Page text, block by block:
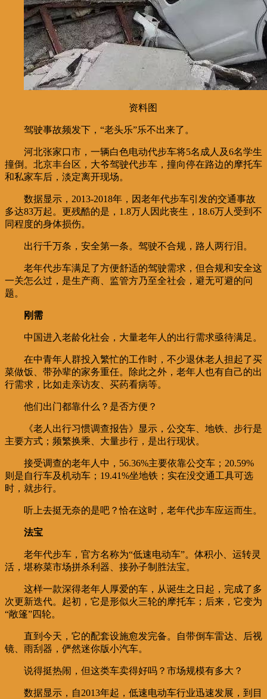
资料图
驾驶事故频发下，“老头乐”乐不出来了。
河北张家口市，一辆白色电动代步车将5名成人及6名学生
撞倒。北京丰台区，大爷驾驶代步车，撞向停在路边的摩托车
和私家车后，淡定离开现场。
数据显示，2013-2018年，因老年代步车引发的交通事故
多达83万起。更残酷的是，1.8万人因此丧生，18.6万人受到不
同程度的身体损伤。
出行千万条，安全第一条。驾驶不合规，路人两行泪。
老年代步车满足了方便舒适的驾驶需求，但合规和安全这
一关怎么过，是生产商、监管方乃至全社会，避无可避的问
题。
刚需
中国进入老龄化社会，大量老年人的出行需求亟待满足。
在中青年人群投入繁忙的工作时，不少退休老人担起了买
菜做饭、带孙辈的家务重任。除此之外，老年人也有自己的出
行需求，比如走亲访友、买药看病等。
他们出门都靠什么？是否方便？
《老人出行习惯调查报告》显示，公交车、地铁、步行是
主要方式；频繁换乘、大量步行，是出行现状。
接受调查的老年人中，56.36%主要依靠公交车；20.59%
则是自行车及机动车；19.41%坐地铁；实在没交通工具可选
时，就步行。
听上去挺无奈的是吧？恰在这时，老年代步车应运而生。
法宝
老年代步车，官方名称为“低速电动车”。体积小、运转灵
活，堪称菜市场拼杀利器、接孙子制胜法宝。
这样一款深得老年人厚爱的车，从诞生之日起，完成了多
次更新迭代。起初，它是形似火三轮的摩托车；后来，它变为
“敞篷”四轮。
直到今天，它的配套设施愈发完备。自带倒车雷达、后视
镜、雨刮器，俨然迷你版小汽车。
说得挺热闹，但这类车卖得好吗？市场规模有多大？
数据显示，自2013年起，低速电动车行业迅速发展，到目